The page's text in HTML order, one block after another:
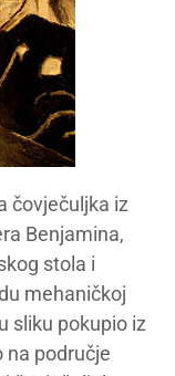
čovječuljka iz
Benjamina,
stola i
mehaničkoj
sliku pokupio iz
na područje